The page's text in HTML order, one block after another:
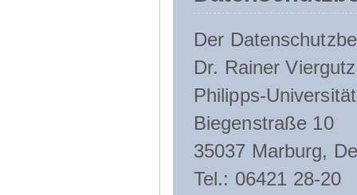
Der
Dr. Rainer Viergutz
Philipps-
Biegenstraße 10
35037 Marburg,
Tel.: 06421 28-20